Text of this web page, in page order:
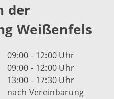
der
Weißenfels
09:00 - 12:00 Uhr
09:00 - 12:00 Uhr
13:00 - 17:30 Uhr
nach Vereinbarung